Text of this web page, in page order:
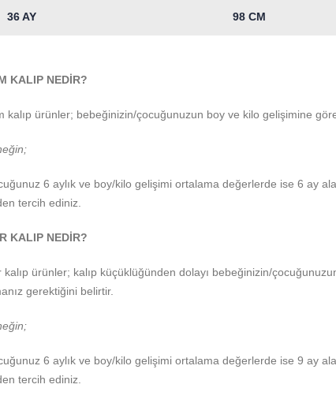
36 AY 98 CM
KALIP NEDİR?
kalıp ürünler; bebeğinizin/çocuğunuzun boy ve kilo gelişimine
6 aylık ve boy/kilo gelişimi ortalama değerlerde ise 6 ay
tercih ediniz.
KALIP NEDİR?
kalıp ürünler; kalıp küçüklüğünden dolayı bebeğinizin/
gerektiğini belirtir.
6 aylık ve boy/kilo gelişimi ortalama değerlerde ise 9 ay
tercih ediniz.